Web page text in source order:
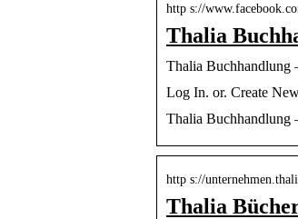
http s://
Thalia
Thalia Buchhandlung
Log In. or. Create
Thalia Buchhandlung
http s://
Thalia